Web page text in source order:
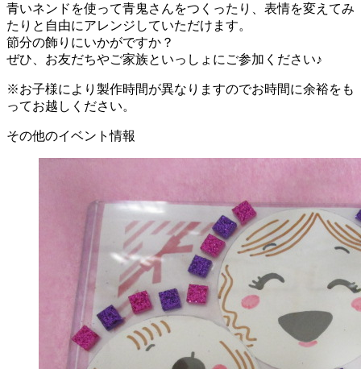
青いネンドを使って青鬼さんをつくったり、表情を変えてみ
たりと自由にアレンジしていただけます。
節分の飾りにいかがですか？
ぜひ、お友だちやご家族といっしょにご参加ください♪
※お子様により製作時間が異なりますのでお時間に余裕をも
ってお越しください。
その他のイベント情報